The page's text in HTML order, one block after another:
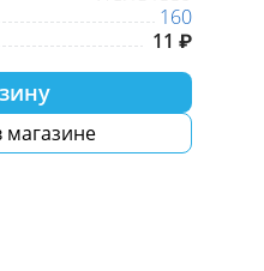
160
11 ₽
магазине